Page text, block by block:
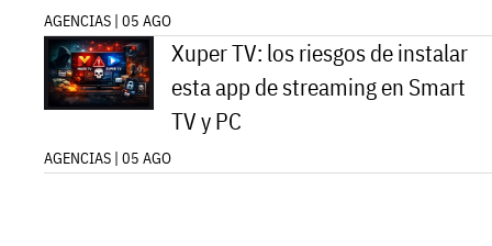
AGENCIAS | 05 AGO
Xuper TV: los riesgos de instalar
esta app de streaming en Smart
TV y PC
AGENCIAS | 05 AGO